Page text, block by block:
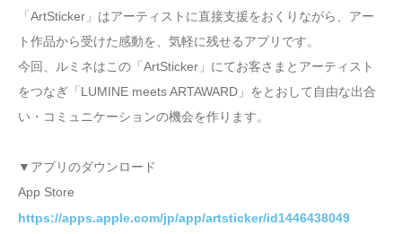
「ArtSticker」はアーティストに直接支援をおくりながら、アー
ト作品から受けた感動を、気軽に残せるアプリです。
今回、ルミネはこの「ArtSticker」にてお客さまとアーティスト
をつなぎ「LUMINE meets ARTAWARD」をとおして自由な出合
い・コミュニケーションの機会を作ります。
▼アプリのダウンロード
App Store
https://apps.apple.com/jp/app/artsticker/id1446438049